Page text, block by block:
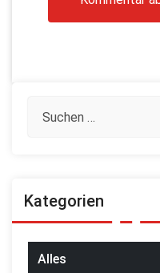
Kategorien
Alles